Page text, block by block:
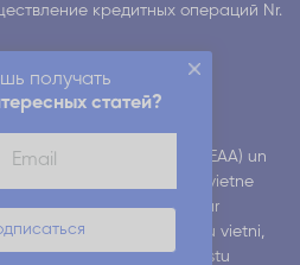
получать
статей?
кредитных операций Nr.
Все права защищены
digitālo pakalpojumu
piekļūstamības aktam (EAA) un
strādājam pie tā, lai mūsu vietne
tostarp cilvēkiem ar
Ja, lietojot mūsu vietni,
informējiet mūs pa e-pastu